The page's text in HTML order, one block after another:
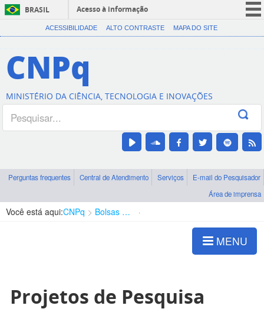
BRASIL
Acesso à informação
CORONAVÍRUS (COVID-19)
Canais
ACESSIBILIDADE ALTO CONTRASTE MAPA DO SITE
CNPq
MINISTÉRIO DA CIÊNCIA, TECNOLOGIA E INOVAÇÕES
Perguntas frequentes Central de Atendimento Serviços
E-mail do Pesquisador
Área de imprensa
Você está aqui:CNPq Bolsas e Auxílios Vigentes
MENU
Projetos de Pesquisa